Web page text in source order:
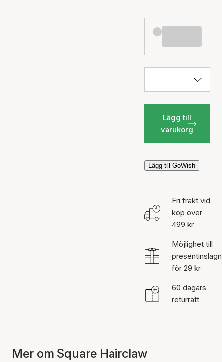
Lägg till
varukorg
Lägg till GoWish
Fri frakt vid
köp över
499 kr
Möjlighet till
för 29 kr
60 dagars
returrätt
Mer om Square Hairclaw